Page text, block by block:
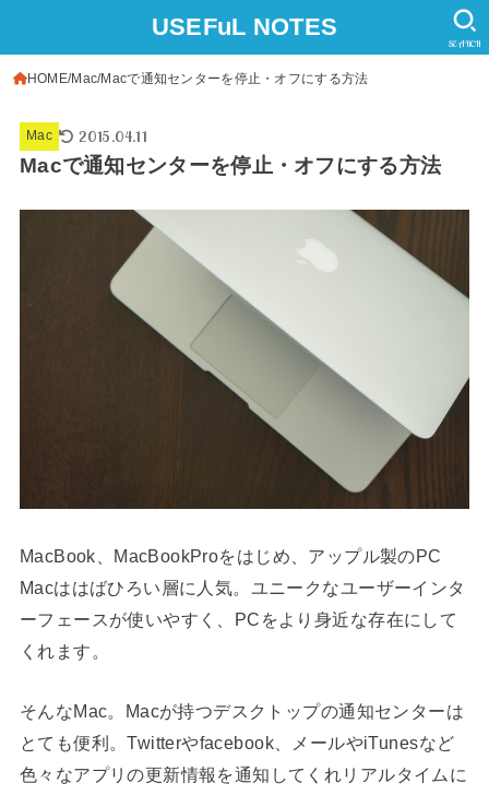
USEFuL NOTES
SEARCH
HOME Mac Macで通知センターを停止・オフにする方法
Mac 2015.04.11
Macで通知センターを停止・オフにする方法
MacBook、MacBookProをはじめ、アップル製のPC
Macははばひろい層に人気。ユニークなユーザーインタ
ーフェースが使いやすく、PCをより身近な存在にして
くれます。
そんなMac。Macが持つデスクトップの通知センターは
とても便利。Twitterやfacebook、メールやiTunesなど
色々なアプリの更新情報を通知してくれリアルタイムに